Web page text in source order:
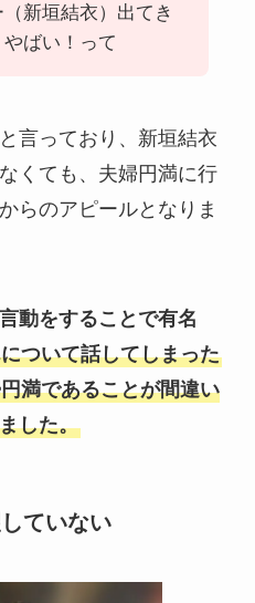
新垣結衣）出てき
ばい！って
言っており、新垣結衣
くても、夫婦円満に行
らのアピールとなりま
動をすることで有名
ついて話してしまった
満であることが間違い
した。
ていない